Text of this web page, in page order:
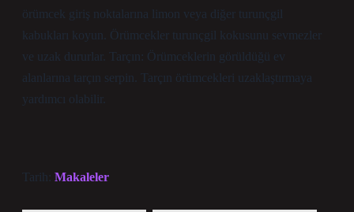
örümcek giriş noktalarına limon veya diğer turunçgil
kabukları koyun. Örümcekler turunçgil kokusunu sevmezler
ve uzak dururlar. Tarçın: Örümceklerin görüldüğü ev
alanlarına tarçın serpin. Tarçın örümcekleri uzaklaştırmaya
yardımcı olabilir.
Tarih: Makaleler